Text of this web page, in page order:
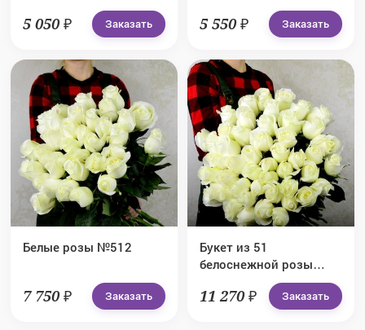
5 050 ₽ Заказать 5 550 ₽ Заказать
Белые розы №512
7 750 ₽ Заказать
Букет из 51
белоснежной розы
11 270 ₽ Заказать